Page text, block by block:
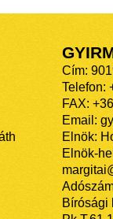
Cím:
Telefon:
FAX:
Email:
Elnök:
Elnök-
Bírósági